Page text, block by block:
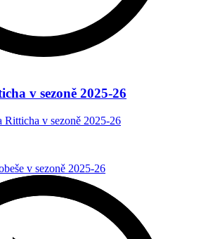
v sezoně 2025-26
v sezoně 2025-26